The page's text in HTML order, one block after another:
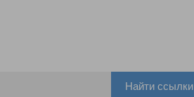
Найти ссылки